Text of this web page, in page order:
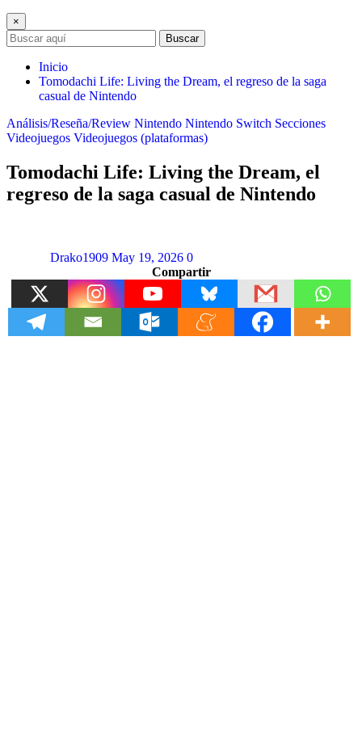
×
Buscar
Inicio
Tomodachi Life: Living the Dream, el regreso de la saga
casual de Nintendo
Análisis/Reseña/Review Nintendo Nintendo Switch Secciones
Videojuegos Videojuegos (plataformas)
Tomodachi Life: Living the Dream, el
regreso de la saga casual de Nintendo
Drako1909 May 19, 2026 0
Compartir